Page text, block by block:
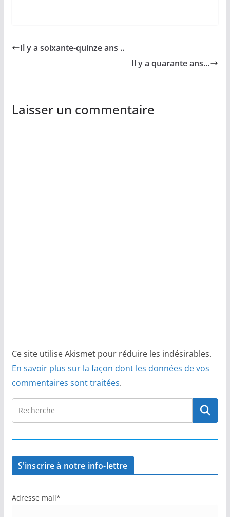
Il y a soixante-quinze ans ..
Il y a quarante ans…
Laisser un commentaire
Ce site utilise Akismet pour réduire les indésirables.
En savoir plus sur la façon dont les données de vos
commentaires sont traitées.
S'inscrire à notre info-lettre
Adresse mail*